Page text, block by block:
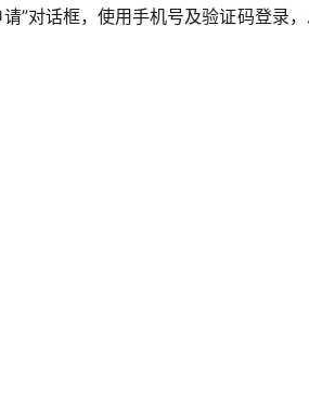
”对话框，使用手机号及验证码登录